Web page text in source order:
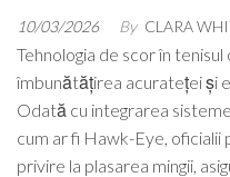
10/03/2026 By CLARA
Tehnologia de scor în
îmbunătățirea acurateței și
Odată cu integrarea
cum ar fi Hawk-Eye, oficialii
privire la plasarea mingii,